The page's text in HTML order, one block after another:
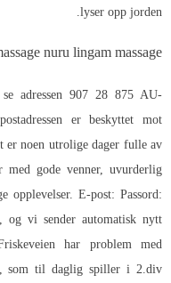
lyser opp jorden.
nuru lingam massage
adressen 907 28 875 AU-
er beskyttet mot
er noen utrolige dager fulle av
med gode venner, uvurderlig
opplevelser. E-post: Passord:
og vi sender automatisk nytt
har problem med
som til daglig spiller i 2.div